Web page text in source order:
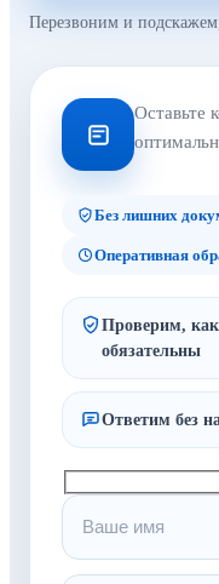
Перезвоним и
Оставьте
Без лишних
Оперативная
Проверим,
обязательны
Ответим без